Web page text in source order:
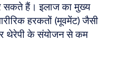
सकते हैं। इलाज का मुख्य
हरकतों (मूवमेंट) जैसी
थेरेपी के संयोजन से कम